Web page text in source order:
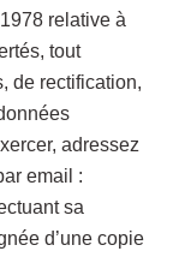
relative à
tout
de rectification,
adressez
email :
sa
d’une copie